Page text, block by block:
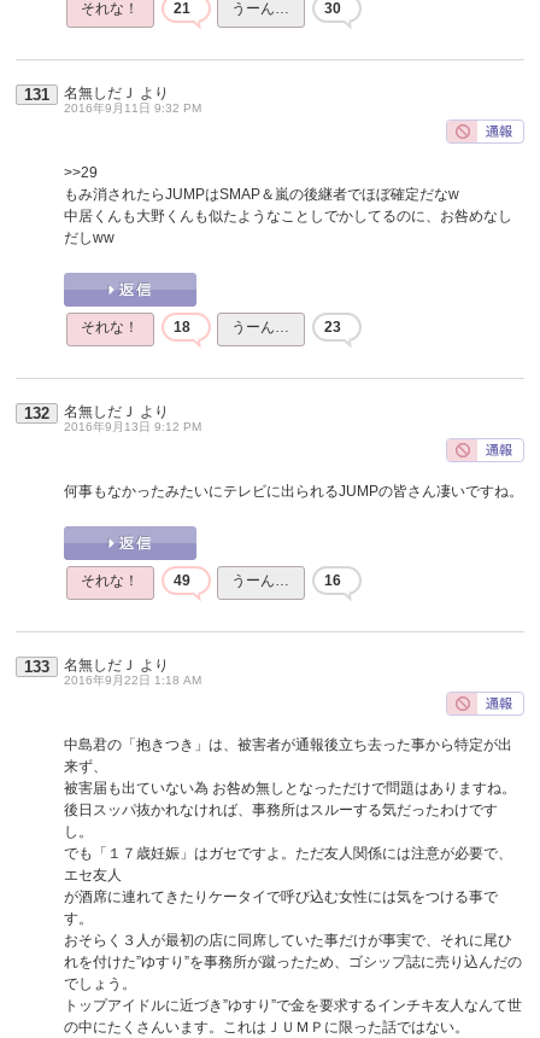
それな！ 21 うーん… 30
131 名無しだＪ より
2016年9月11日 9:32 PM
>>29
もみ消されたらJUMPはSMAP＆嵐の後継者でほぼ確定だなw
中居くんも大野くんも似たようなことしでかしてるのに、お咎めなし
だしww
それな！ 18 うーん… 23
132 名無しだＪ より
2016年9月13日 9:12 PM
何事もなかったみたいにテレビに出られるJUMPの皆さん凄いですね。
それな！ 49 うーん… 16
133 名無しだＪ より
2016年9月22日 1:18 AM
中島君の「抱きつき」は、被害者が通報後立ち去った事から特定が出
来ず、
被害届も出ていない為 お咎め無しとなっただけで問題はありますね。
後日スッパ抜かれなければ、事務所はスルーする気だったわけです
し。
でも「１７歳妊娠」はガセですよ。ただ友人関係には注意が必要で、
エセ友人
が酒席に連れてきたりケータイで呼び込む女性には気をつける事で
す。
おそらく３人が最初の店に同席していた事だけが事実で、それに尾ひ
れを付けた”ゆすり”を事務所が蹴ったため、ゴシップ誌に売り込んだの
でしょう。
トップアイドルに近づき”ゆすり”で金を要求するインチキ友人なんて世
の中にたくさんいます。これはＪＵＭＰに限った話ではない。